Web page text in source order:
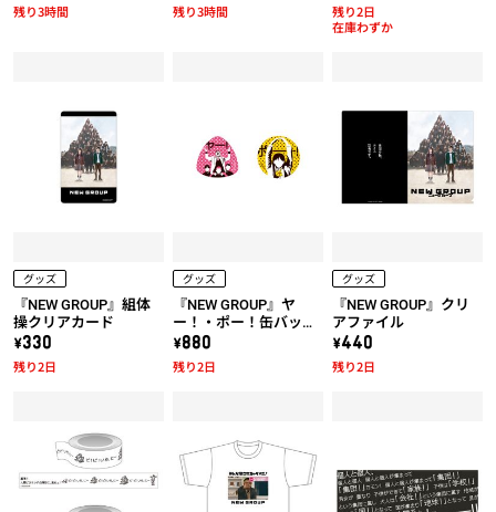
残り3時間
残り3時間
在庫わずか
残り2日
グッズ
『NEW GROUP』組体
操クリアカード
\330
残り2日
グッズ
『NEW GROUP』ヤ
ー！・ポー！缶バッジ
セット
\880
残り2日
グッズ
『NEW GROUP』クリ
アファイル
\440
残り2日